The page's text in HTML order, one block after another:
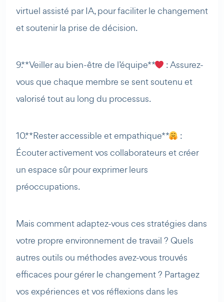
virtuel assisté par IA, pour faciliter le changement
et soutenir la prise de décision.
9. **Veiller au bien-être de l’équipe**
: Assurez-
vous que chaque membre se sent soutenu et
valorisé tout au long du processus.
10. **Rester accessible et empathique**
:
Écouter activement vos collaborateurs et créer
un espace sûr pour exprimer leurs
préoccupations.
Mais comment adaptez-vous ces stratégies dans
votre propre environnement de travail ? Quels
autres outils ou méthodes avez-vous trouvés
efficaces pour gérer le changement ? Partagez
vos expériences et vos réflexions dans les